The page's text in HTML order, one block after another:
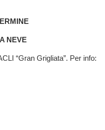
NEVE
“Gran Grigliata”. Per info: